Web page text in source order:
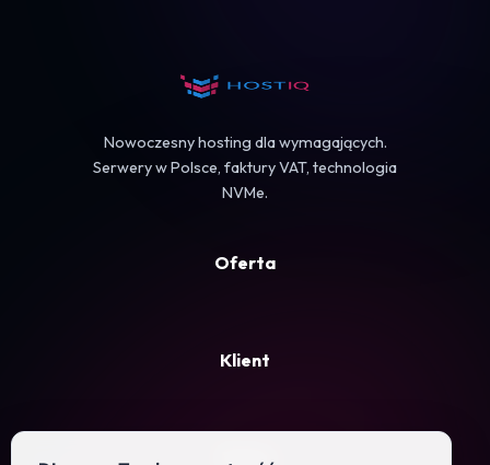
Nowoczesny hosting dla wymagających.
Serwery w Polsce, faktury VAT, technologia
NVMe.
Oferta
Klient
Firma